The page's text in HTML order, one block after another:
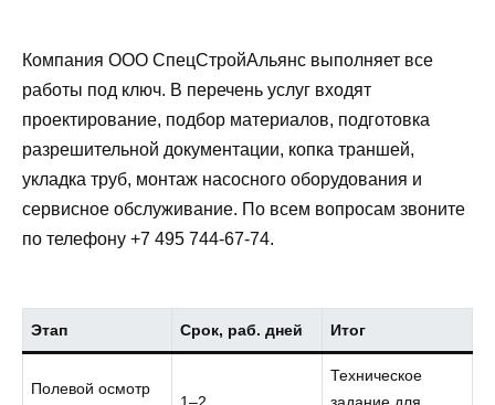
Компания ООО СпецСтройАльянс выполняет все
работы под ключ. В перечень услуг входят
проектирование, подбор материалов, подготовка
разрешительной документации, копка траншей,
укладка труб, монтаж насосного оборудования и
сервисное обслуживание. По всем вопросам звоните
по телефону +7 495 744-67-74.
Этап Срок, раб. дней Итог
Полевой осмотр
1–2
Техническое
задание для